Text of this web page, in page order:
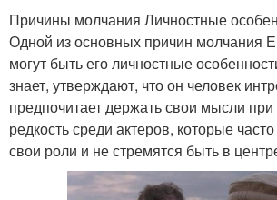
Причины молчания Личностные
Одной из основных причин молчания
могут быть его личностные
знает, утверждают, что он человек
предпочитает держать свои мысли
редкость среди актеров, которые
свои роли и не стремятся быть в